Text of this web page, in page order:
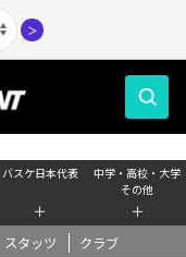
＞
バスケ日本代表
＋
中学・高校・大学
その他
＋
スタッツ クラブ